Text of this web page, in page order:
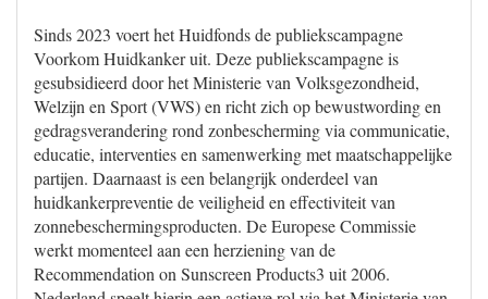
Sinds 2023 voert het Huidfonds de publiekscampagne
Voorkom Huidkanker uit. Deze publiekscampagne is
gesubsidieerd door het Ministerie van Volksgezondheid,
Welzijn en Sport (VWS) en richt zich op bewustwording en
gedragsverandering rond zonbescherming via communicatie,
educatie, interventies en samenwerking met maatschappelijke
partijen. Daarnaast is een belangrijk onderdeel van
huidkankerpreventie de veiligheid en effectiviteit van
zonnebeschermingsproducten. De Europese Commissie
werkt momenteel aan een herziening van de
Recommendation on Sunscreen Products3 uit 2006.